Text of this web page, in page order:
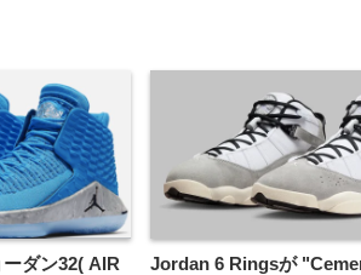
ーダン32( AIR
Jordan 6 Ringsが